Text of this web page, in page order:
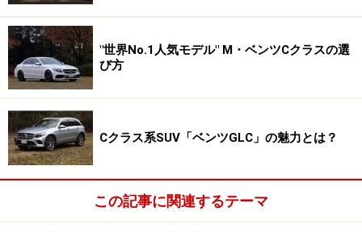
る。炭酸ガス規制のもと、このパフォーマンスをこの先
維持してゆくためには、一定のダウンサイジング＋過給
は必要不可欠ということ。とはいえ、自然吸気のこの気
持ちよさが味わえなくなるのかと思うと、実にさびし
そういう意味ではこのC63は将来、昔のW124型500Eの
フォーマンスパッケージプラスを選んで大事に乗りたい
"世界No.1人気モデル" M・ベンツCクラスの選
び方
Cクラス系SUV「ベンツGLC」の魅力とは？
この記事に関連するテーマ